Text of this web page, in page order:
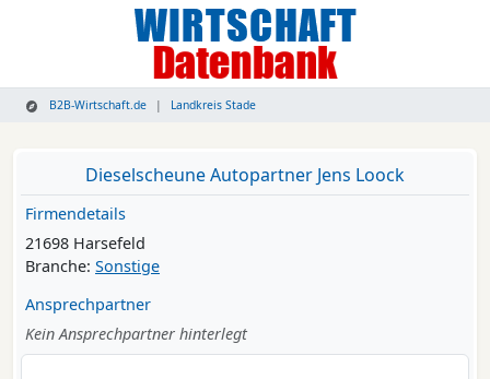
B2B-Wirtschaft.de Landkreis Stade
Dieselscheune Autopartner Jens Loock
Firmendetails
21698 Harsefeld
Branche: Sonstige
Ansprechpartner
Kein Ansprechpartner hinterlegt